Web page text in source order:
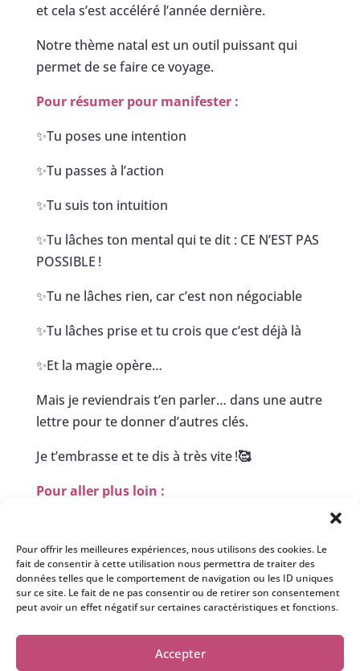
Pour offrir les meilleures expériences, nous utilisons des cookies. Le
fait de consentir à cette utilisation nous permettra de traiter des
données telles que le comportement de navigation ou les ID uniques
sur ce site. Le fait de ne pas consentir ou de retirer son consentement
peut avoir un effet négatif sur certaines caractéristiques et fonctions.
Accepter
et cela s’est accéléré l’année dernière.
Notre thème natal est un outil puissant qui
permet de se faire ce voyage.
Pour résumer pour manifester :
✨Tu poses une intention
✨Tu passes à l’action
✨Tu suis ton intuition
✨Tu lâches ton mental qui te dit : CE N’EST PAS
POSSIBLE !
✨Tu ne lâches rien, car c’est non négociable
✨Tu lâches prise et tu crois que c’est déjà là
✨Et la magie opère…
Mais je reviendrais t’en parler… dans une autre
lettre pour te donner d’autres clés.
Je t’embrasse et te dis à très vite !🥰
Pour aller plus loin :
✨Te former à l’astrologie quantique